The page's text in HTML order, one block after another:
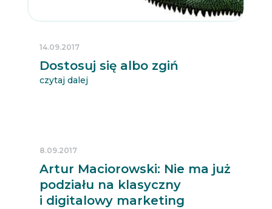
Dostosuj się albo zgiń
14.09.2017
czytaj dalej
Artur Maciorowski: Nie ma już
podziału na klasyczny
i digitalowy marketing
8.09.2017